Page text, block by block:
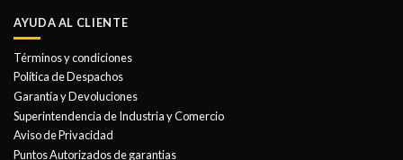
Las
elegir
en
la
AYUDA AL CLIENTE
Términos y condiciones
Política de Despachos
Garantía y Devoluciones
Superintendencia de Industria y Comercio
Aviso de Privacidad
Puntos Autorizados de garantias